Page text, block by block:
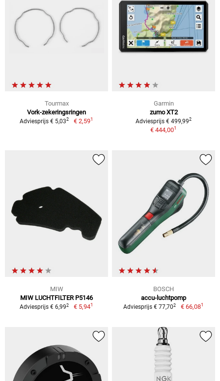
Tourmax
Vork-zekeringsringen
Adviesprijs € 5,032 € 2,591
Garmin
zumo XT2
Adviesprijs € 499,992
€ 444,001
MIW
MIW LUCHTFILTER P5146
Adviesprijs € 6,992 € 5,941
BOSCH
accu-luchtpomp
Adviesprijs € 77,702 € 66,081